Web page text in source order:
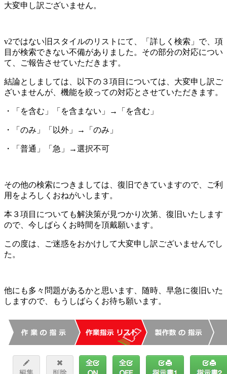
大変申し訳ございません。
v2ではない旧スタイルのリストにて、「詳しく検索」で、項
目が検索できない不備がありました。その部分の対応につい
て、ご報告させていただきます。
結論としましては、以下の３項目については、大変申し訳ご
ざいませんが、機能を絞っての対応とさせていただきます。
・「を含む」「を含まない」→「を含む」
・「のみ」「以外」→「のみ」
・「普通」「急」→選択不可
その他の検索につきましては、復旧できていますので、ご利
用をよろしくおねがいします。
本３項目についても解決策が見つかり次第、復旧いたします
ので、今しばらくお時間を頂戴願います。
この度は、ご迷惑をおかけして大変申し訳ございませんでし
た。
他にも多々問題があるかと思います、随時、早急に復旧いた
しますので、もうしばらくお待ち願います。